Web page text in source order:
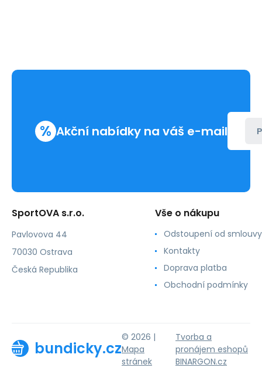
% Akční nabídky na váš e-mail
SportOVA s.r.o.
Pavlovova 44
70030 Ostrava
Česká Republika
Vše o nákupu
Odstoupení od smlouvy
Kontakty
Doprava platba
Obchodní podmínky
bundicky.cz
© 2026 |
Mapa
stránek
Tvorba a
pronájem eshopů
BINARGON.cz